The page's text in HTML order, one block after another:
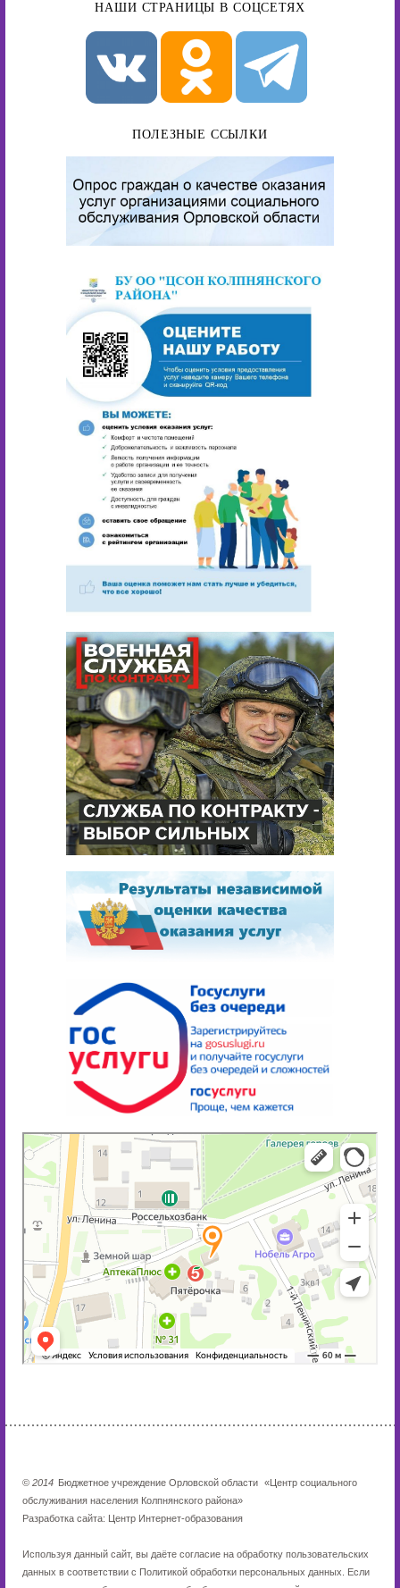
НАШИ СТРАНИЦЫ В СОЦСЕТЯХ
ПОЛЕЗНЫЕ ССЫЛКИ
© 2014 Бюджетное учреждение Орловской области «Центр социального
обслуживания населения Колпнянского района»
Разработка сайта: Центр Интернет-образования
Используя данный сайт, вы даёте согласие на обработку пользовательских
данных в соответствии с Политикой обработки персональных данных. Если